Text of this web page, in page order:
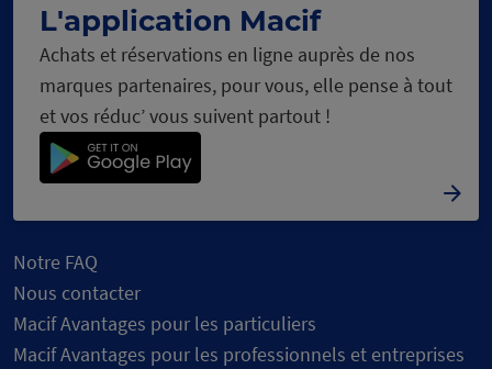
L'application Macif
Achats et réservations en ligne auprès de nos
marques partenaires, pour vous, elle pense à tout
et vos réduc’ vous suivent partout !
Notre FAQ
Nous contacter
Macif Avantages pour les particuliers
Macif Avantages pour les professionnels et entreprises